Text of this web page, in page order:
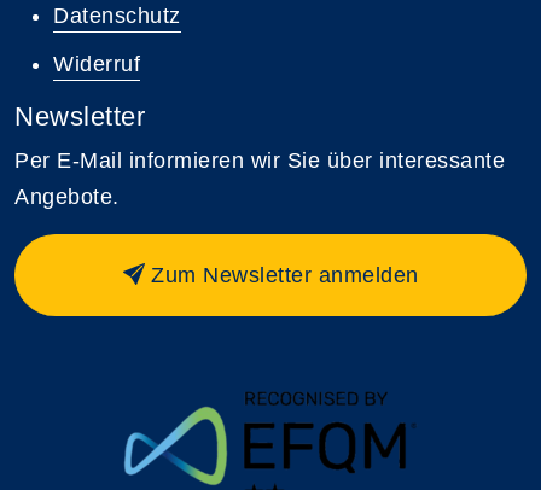
Datenschutz
Widerruf
Newsletter
Per E-Mail informieren wir Sie über interessante
Angebote.
Zum Newsletter anmelden